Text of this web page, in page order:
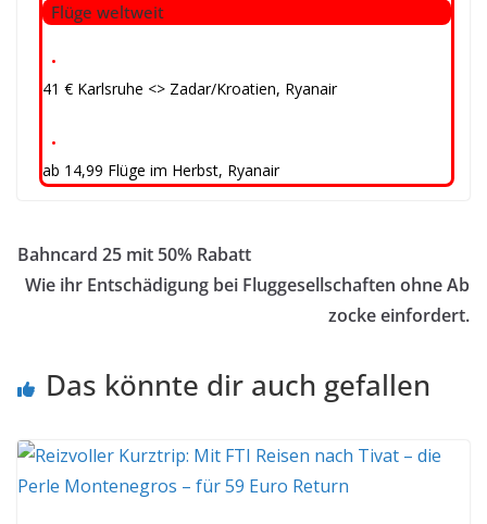
Flüge weltweit
•
41 € Karlsruhe <> Zadar/Kroatien, Ryanair
•
ab 14,99 Flüge im Herbst, Ryanair
Bahncard 25 mit 50% Rabatt
Wie ihr Entschädigung bei Fluggesellschaften ohne Ab
zocke einfordert.
Das könnte dir auch gefallen